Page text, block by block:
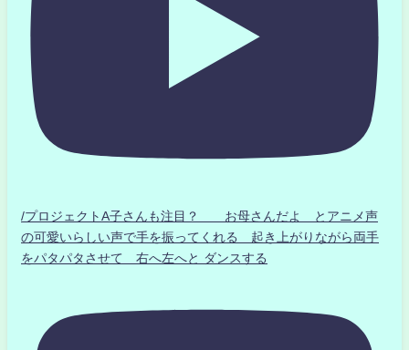
/プロジェクトA子さんも注目？ お母さんだよ とアニメ声
の可愛いらしい声で手を振ってくれる 起き上がりながら両手
をパタパタさせて 右へ左へと ダンスする